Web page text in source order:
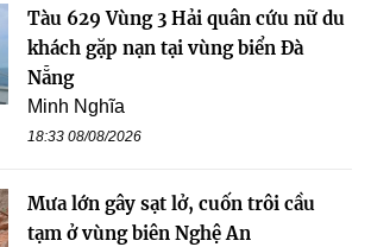
Tàu 629 Vùng 3 Hải quân cứu nữ du
khách gặp nạn tại vùng biển Đà
Nẵng
Minh Nghĩa
18:33 08/08/2026
Mưa lớn gây sạt lở, cuốn trôi cầu
tạm ở vùng biên Nghệ An